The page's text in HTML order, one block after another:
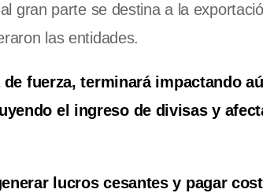
gran parte se destina a la
las entidades.
fuerza, terminará impactando
el ingreso de divisas y
lucros cesantes y pagar